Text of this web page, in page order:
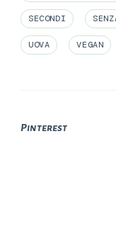
SECONDI
UOVA VEGAN
Pinterest